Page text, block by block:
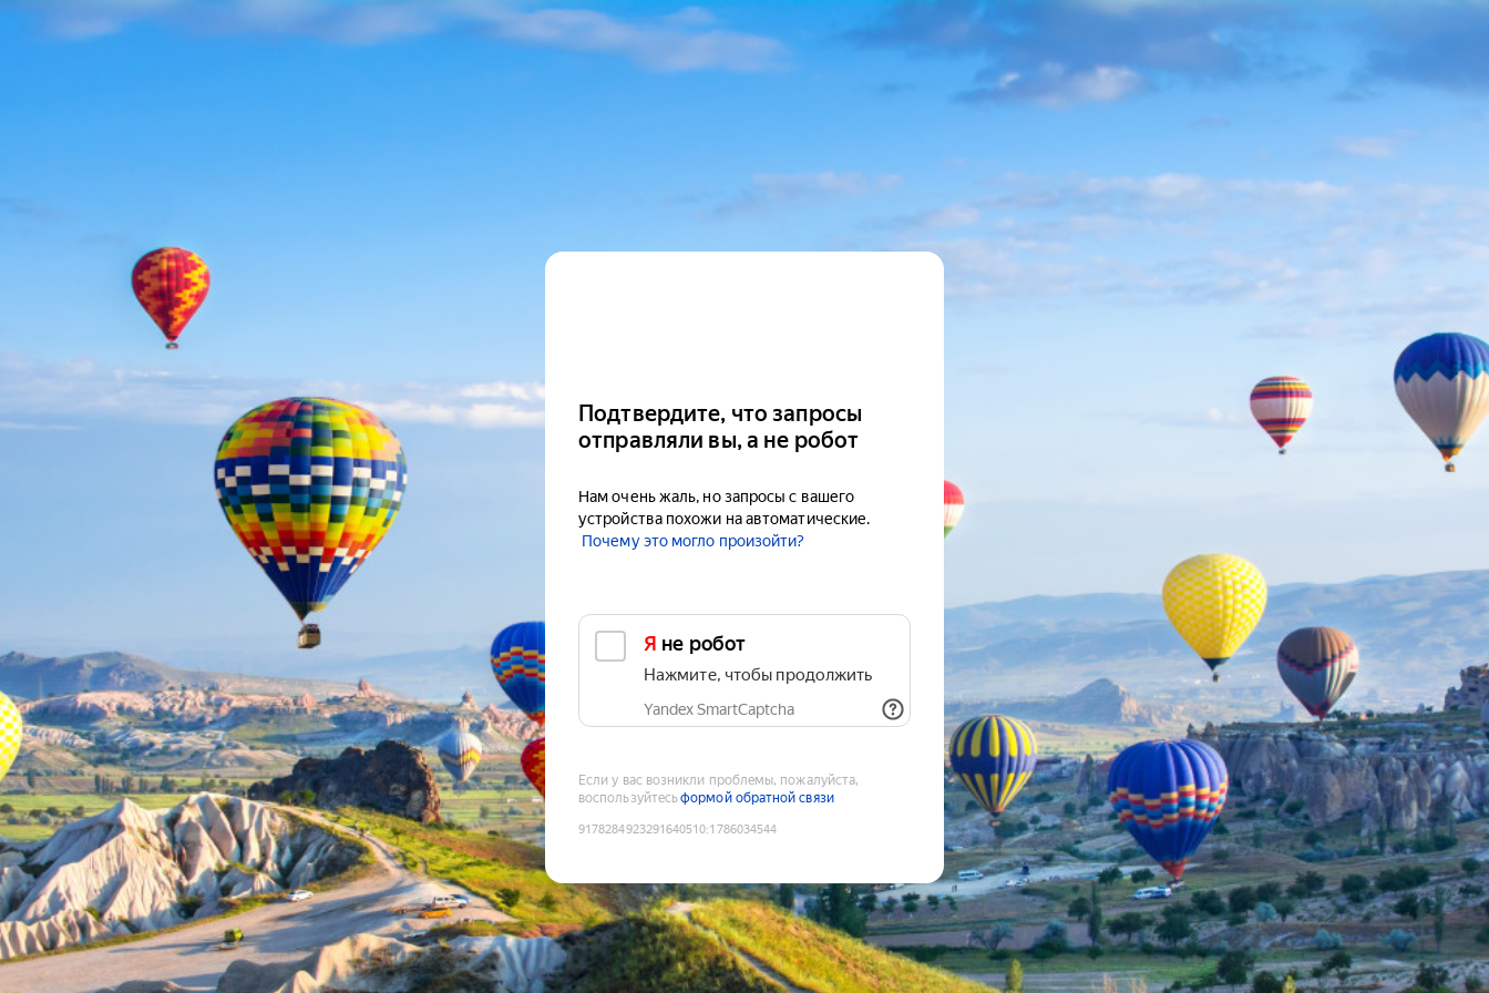
Подтвердите, что запросы
отправляли вы, а не робот
Нам очень жаль, но запросы с вашего
устройства похожи на автоматические.
Почему это могло произойти?
Я не робот
Нажмите, чтобы продолжить
Yandex SmartCaptcha
Если у вас возникли проблемы, пожалуйста,
воспользуйтесьформой обратной связи
9178284923291640510:1786034544